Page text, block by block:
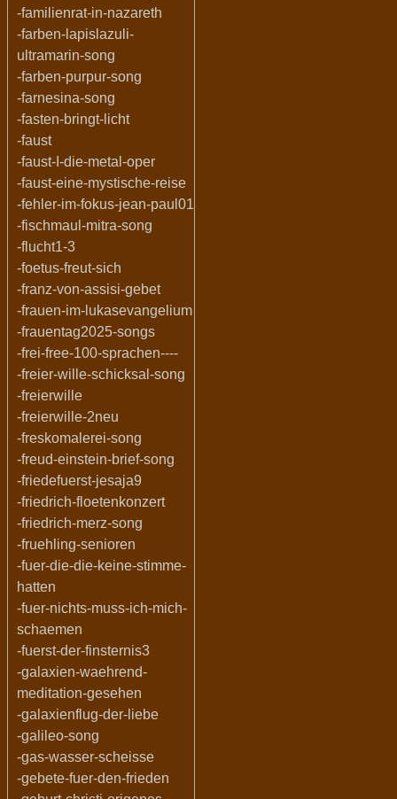
-familienrat-in-nazareth
-farben-lapislazuli-
ultramarin-song
-farben-purpur-song
-farnesina-song
-fasten-bringt-licht
-faust
-faust-I-die-metal-oper
-faust-eine-mystische-reise
-fehler-im-fokus-jean-paul01
-fischmaul-mitra-song
-flucht1-3
-foetus-freut-sich
-franz-von-assisi-gebet
-frauen-im-lukasevangelium
-frauentag2025-songs
-frei-free-100-sprachen----
-freier-wille-schicksal-song
-freierwille
-freierwille-2neu
-freskomalerei-song
-freud-einstein-brief-song
-friedefuerst-jesaja9
-friedrich-floetenkonzert
-friedrich-merz-song
-fruehling-senioren
-fuer-die-die-keine-stimme-
hatten
-fuer-nichts-muss-ich-mich-
schaemen
-fuerst-der-finsternis3
-galaxien-waehrend-
meditation-gesehen
-galaxienflug-der-liebe
-galileo-song
-gas-wasser-scheisse
-gebete-fuer-den-frieden